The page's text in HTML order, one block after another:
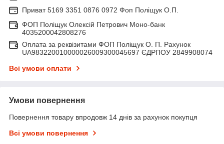
Приват 5169 3351 0876 0972 Фоп Поліщук О.П.
ФОП Поліщук Олексій Петрович Моно-банк
4035200042808276
Оплата за реквізитами ФОП Поліщук О. П. Рахунок
UA983220010000026009300045697 ЄДРПОУ 2849908074
Всі умови оплати
Умови повернення
Повернення товару впродовж 14 днів за рахунок покупця
Всі умови повернення